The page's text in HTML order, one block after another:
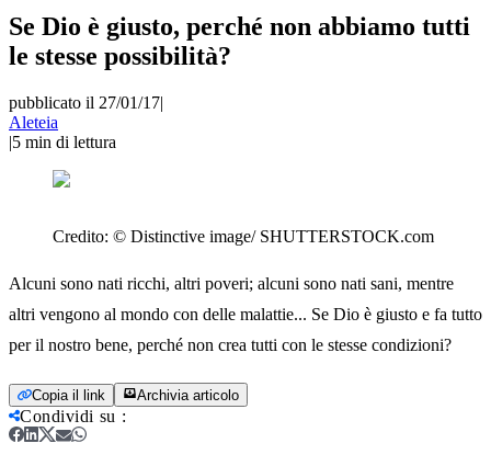
Se Dio è giusto, perché non abbiamo tutti
le stesse possibilità?
pubblicato il 27/01/17|
Aleteia
|5 min di lettura
Credito: © Distinctive image/ SHUTTERSTOCK.com
Alcuni sono nati ricchi, altri poveri; alcuni sono nati sani, mentre
altri vengono al mondo con delle malattie... Se Dio è giusto e fa tutto
per il nostro bene, perché non crea tutti con le stesse condizioni?
Copia il link Archivia articolo
Condividi su :